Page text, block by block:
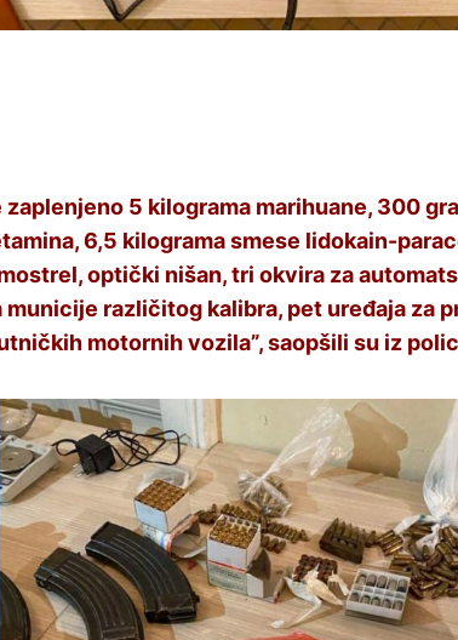
zaplenjeno 5 kilograma marihuane, 300
6,5 kilograma smese lidokain-
optički nišan, tri okvira za
različitog kalibra, pet uređaja za
motornih vozila”, saopšili su iz